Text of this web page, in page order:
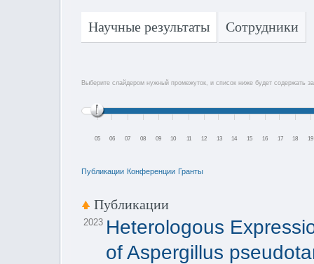
Научные результаты Сотрудники
Выберите слайдером нужный промежуток, и список ниже будет содержать
05 06 07 08 09 10 11 12 13 14 15 16 17 18 19
Публикации Конференции Гранты
Публикации
2023 Heterologous
of Aspergillus